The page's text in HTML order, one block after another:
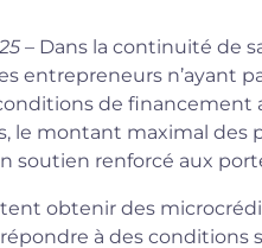
– Dans la continuité de
entrepreneurs n’ayant
de financement
le montant maximal des
soutien renforcé aux
obtenir des
à des conditions